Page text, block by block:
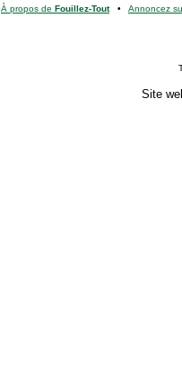
À propos de Fouillez-Tout• Annoncez
Site